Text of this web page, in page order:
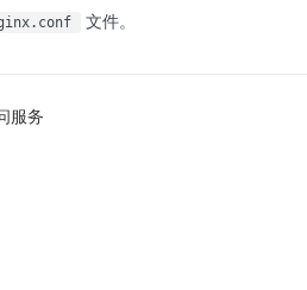
文件。
服务